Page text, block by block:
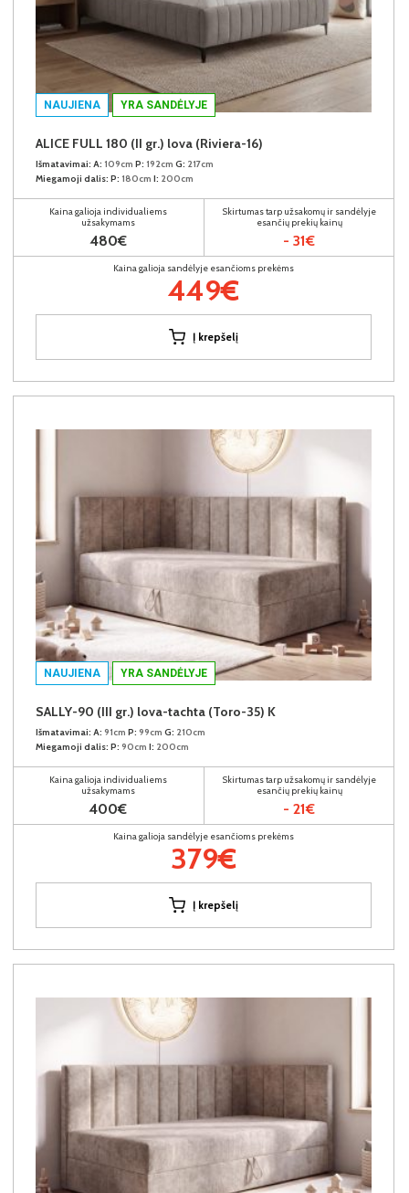
NAUJIENA YRA SANDĖLYJE
ALICE FULL 180 (II gr.) lova (Riviera-16)
Išmatavimai: A: 109cm P: 192cm G: 217cm
Miegamoji dalis: P: 180cm I: 200cm
Kaina galioja individualiems
užsakymams
480€
Skirtumas tarp užsakomų ir sandėlyje
esančių prekių kainų
- 31€
Kaina galioja sandėlyje esančioms prekėms
449€
Į krepšelį
NAUJIENA YRA SANDĖLYJE
SALLY-90 (III gr.) lova-tachta (Toro-35) K
Išmatavimai: A: 91cm P: 99cm G: 210cm
Miegamoji dalis: P: 90cm I: 200cm
Kaina galioja individualiems
užsakymams
400€
Skirtumas tarp užsakomų ir sandėlyje
esančių prekių kainų
- 21€
Kaina galioja sandėlyje esančioms prekėms
379€
Į krepšelį